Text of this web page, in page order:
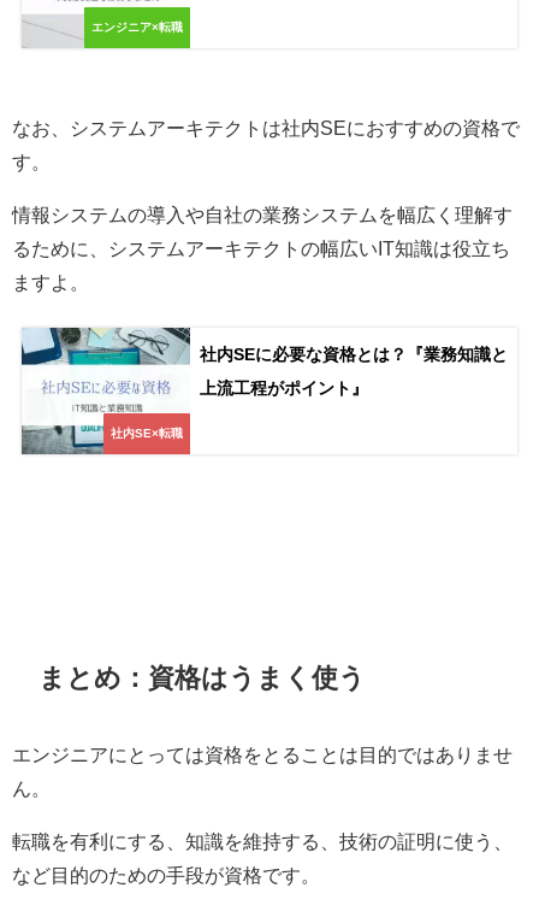
エンジニア×転職
なお、システムアーキテクトは社内SEにおすすめの資格で
す。
情報システムの導入や自社の業務システムを幅広く理解す
るために、システムアーキテクトの幅広いIT知識は役立ち
ますよ。
社内SE×転職
社内SEに必要な資格とは？『業務知識と
上流工程がポイント』
まとめ：資格はうまく使う
エンジニアにとっては資格をとることは目的ではありませ
ん。
転職を有利にする、知識を維持する、技術の証明に使う、
など目的のための手段が資格です。